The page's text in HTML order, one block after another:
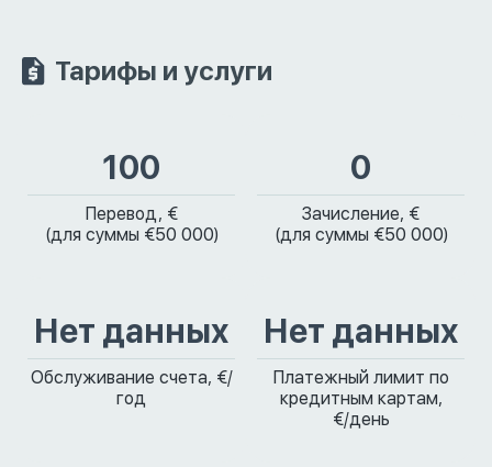
Тарифы и услуги
100
Перевод, €
(для суммы €50 000)
0
Зачисление, €
(для суммы €50 000)
Нет данных
Обслуживание счета, €/
год
Нет данных
Платежный лимит по
кредитным картам,
€/день